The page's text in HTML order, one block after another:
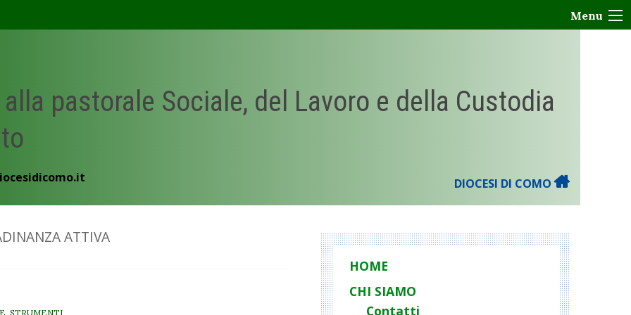
Menu
pastorale Sociale, del Lavoro e della Custodia
DIOCESI DI COMO
ATTIVA
STRUMENTI
HOME
CHI SIAMO
Contatti